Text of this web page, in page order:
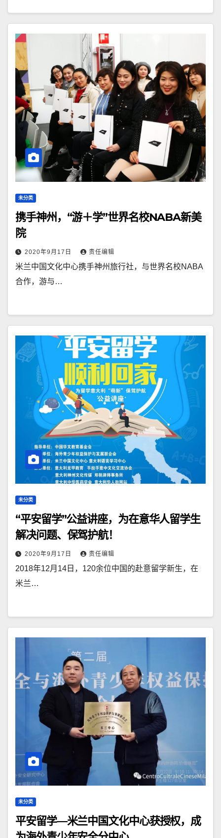
未分类
携手神州，“游＋学”世界名校NABA新美
院
2020年9月17日 责任编辑
米兰中国文化中心携手神州旅行社，与世界名校NABA
合作，游与…
未分类
“平安留学”公益讲座，为在意华人留学生
解决问题、保驾护航！
2020年9月17日 责任编辑
2018年12月14日，120余位中国的赴意留学新生，在
米兰…
未分类
平安留学—米兰中国文化中心获授权，成